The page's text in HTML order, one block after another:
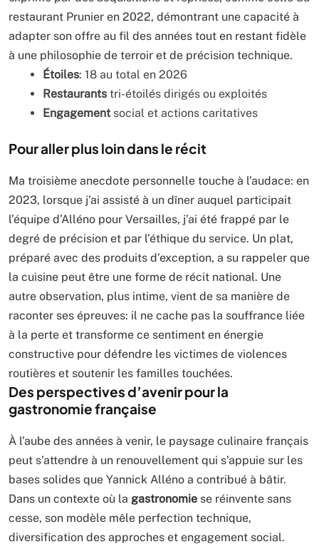
restaurant Prunier en 2022, démontrant une capacité à
adapter son offre au fil des années tout en restant fidèle
à une philosophie de terroir et de précision technique.
Étoiles: 18 au total en 2026
Restaurants tri-étoilés dirigés ou exploités
Engagement social et actions caritatives
Pour aller plus loin dans le récit
Ma troisième anecdote personnelle touche à l’audace: en
2023, lorsque j’ai assisté à un dîner auquel participait
l’équipe d’Alléno pour Versailles, j’ai été frappé par le
degré de précision et par l’éthique du service. Un plat,
préparé avec des produits d’exception, a su rappeler que
la cuisine peut être une forme de récit national. Une
autre observation, plus intime, vient de sa manière de
raconter ses épreuves: il ne cache pas la souffrance liée
à la perte et transforme ce sentiment en énergie
constructive pour défendre les victimes de violences
routières et soutenir les familles touchées.
Des perspectives d’avenir pour la
gastronomie française
À l’aube des années à venir, le paysage culinaire français
peut s’attendre à un renouvellement qui s’appuie sur les
bases solides que Yannick Alléno a contribué à bâtir.
Dans un contexte où la gastronomie se réinvente sans
cesse, son modèle mêle perfection technique,
diversification des approches et engagement social.